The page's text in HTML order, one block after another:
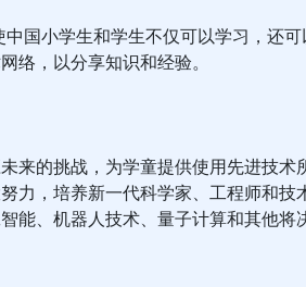
国小学生和学生不仅可以学习，还
络，以分享知识和经验。
来的挑战，为学童提供使用先进技术
力，培养新一代科学家、工程师和技
能、机器人技术、量子计算和其他将